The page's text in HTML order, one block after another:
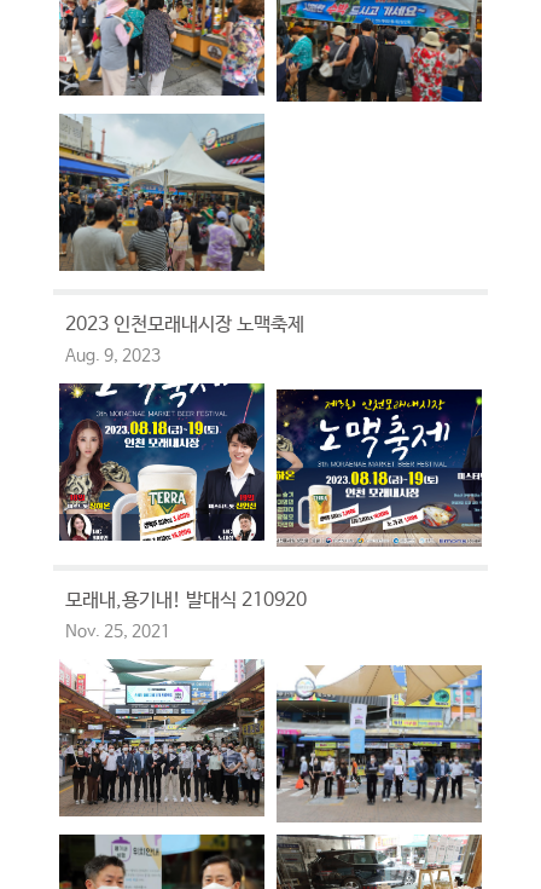
2023 인천모래내시장 노맥축제
Aug. 9, 2023
모래내,용기내! 발대식 210920
Nov. 25, 2021